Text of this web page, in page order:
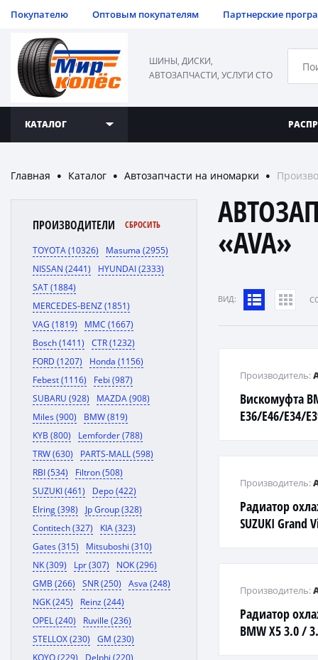
Покупателю Оптовым покупателям Партнерские
ШИНЫ, ДИСКИ,
АВТОЗАПЧАСТИ, УСЛУГИ СТО
КАТАЛОГ
Главная ● Каталог ● Автозапчасти на иномарки ●
ПРОИЗВОДИТЕЛИ СБРОСИТЬ
TOYOTA (10326)
Masuma (2955)
NISSAN (2441)
HYUNDAI (2333)
SAT (1884)
MERCEDES-BENZ (1851)
VAG (1819)
MMC (1667)
Bosch (1411)
CTR (1232)
FORD (1207)
Honda (1156)
Febest (1116)
Febi (987)
SUBARU (928)
MAZDA (908)
Miles (900)
BMW (819)
KYB (800)
Lemforder (788)
TRW (630)
PARTS-MALL (598)
RBI (534)
Filtron (508)
SUZUKI (461)
Depo (422)
Elring (398)
Jp Group (328)
Contitech (327)
KIA (323)
Gates (315)
Mitsuboshi (310)
NK (309)
Lpr (307)
NOK (296)
GMB (266)
SNR (250)
Asva (248)
NGK (245)
Reinz (244)
OPEL (240)
Ruville (236)
STELLOX (230)
GM (230)
KOYO (229)
Delphi (220)
«AVA»
ВИД:
Вискомуфта
E36/E46/E34/
Производитель:
Радиатор
SUZUKI Grand
Производитель:
Радиатор
BMW X5 3.0 /
Производитель: